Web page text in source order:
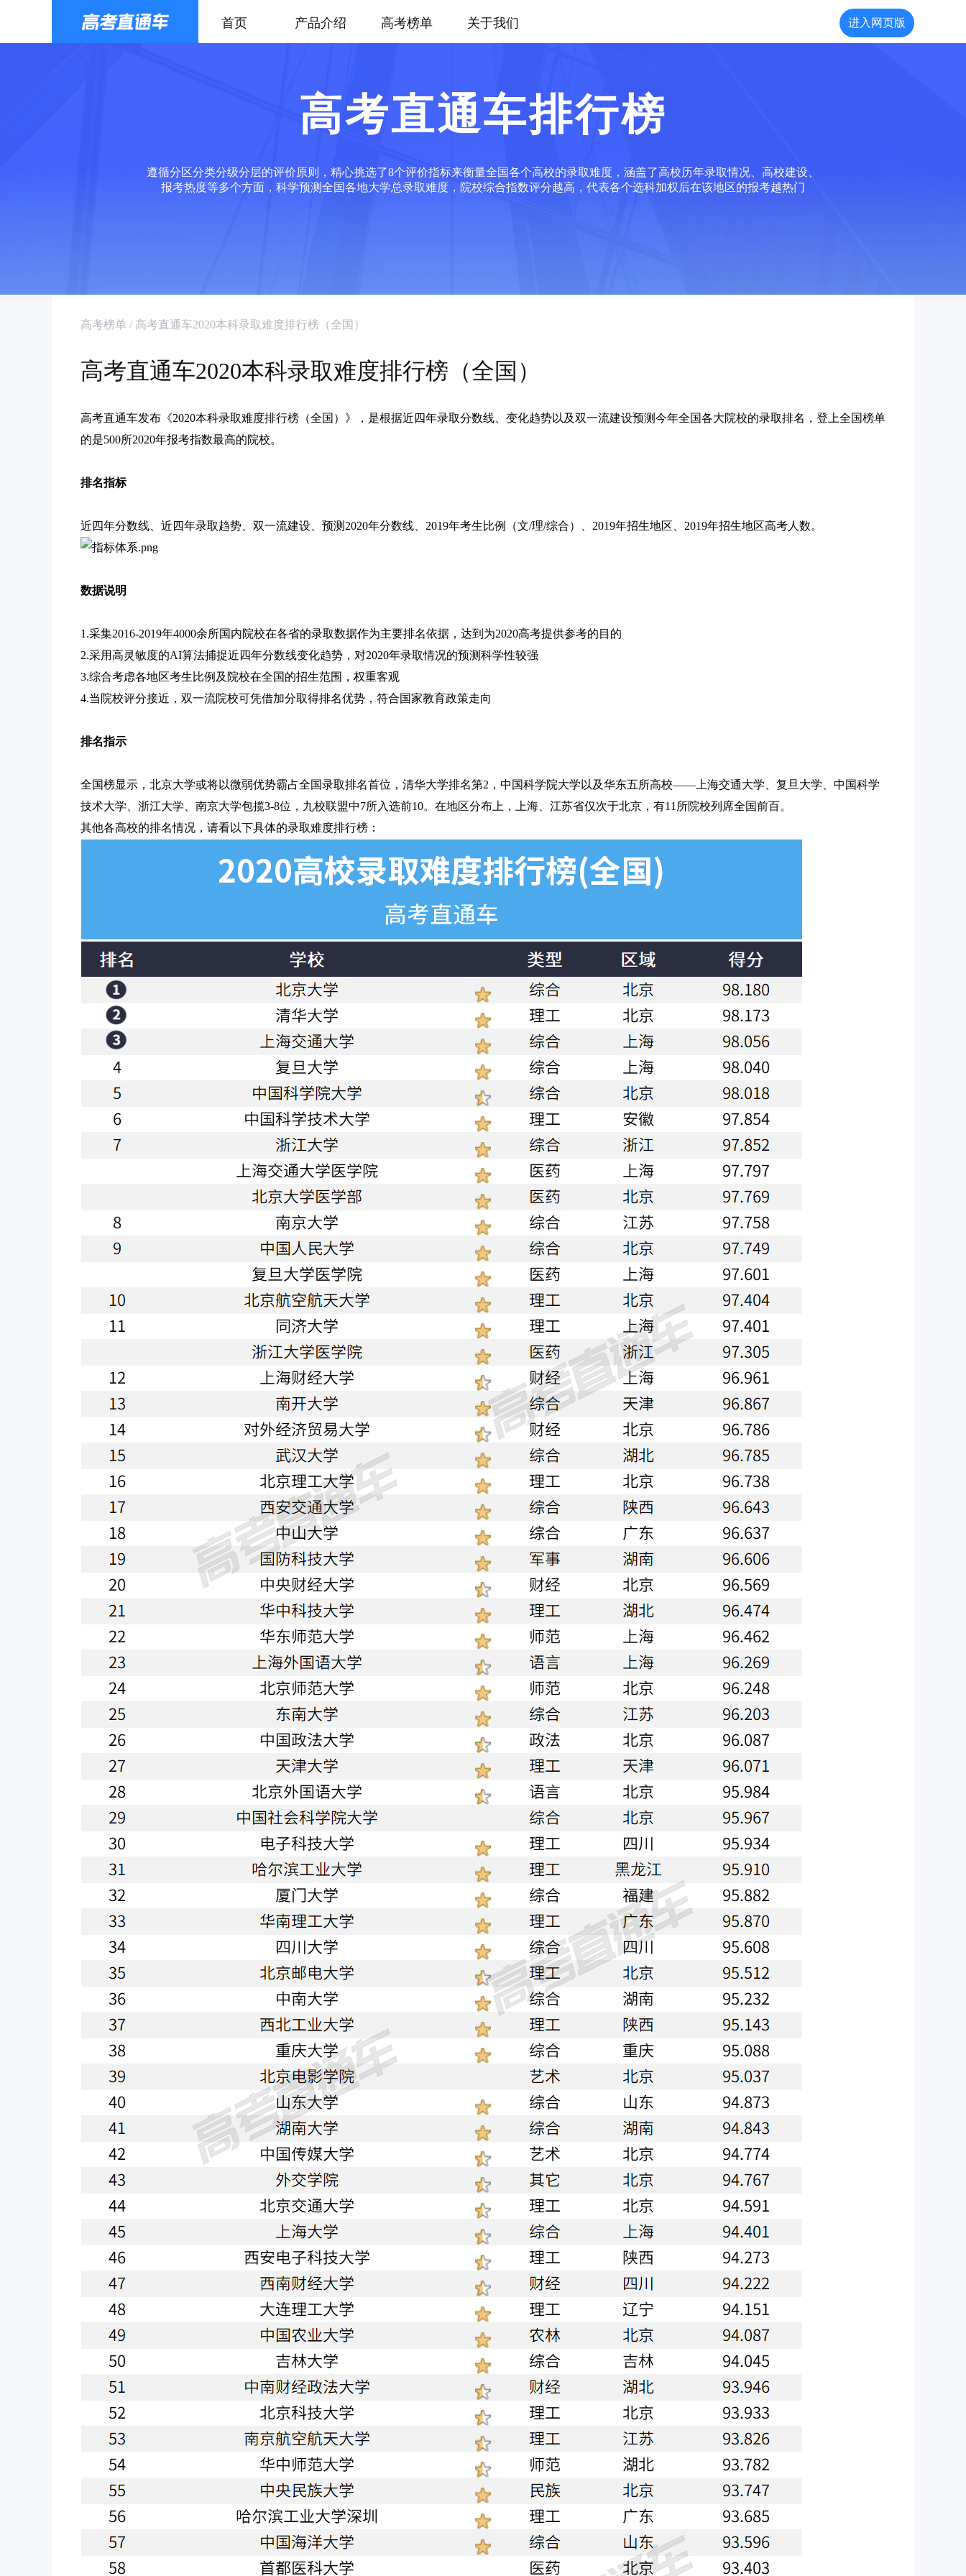
首页 产品介绍 高考榜单 关于我们 进入网页版
高考直通车排行榜
遵循分区分类分级分层的评价原则，精心挑选了8个评价指标来衡量全国各个高校的录取难度，涵盖了高校历年录取情况、高校建设、
报考热度等多个方面，科学预测全国各地大学总录取难度，院校综合指数评分越高，代表各个选科加权后在该地区的报考越热门
高考榜单 / 高考直通车2020本科录取难度排行榜（全国）
高考直通车2020本科录取难度排行榜（全国）
高考直通车发布《2020本科录取难度排行榜（全国）》，是根据近四年录取分数线、变化趋势以及双一流建设预测今年全国各大院校的录取排名，登上全国榜单
的是500所2020年报考指数最高的院校。
排名指标
近四年分数线、近四年录取趋势、双一流建设、预测2020年分数线、2019年考生比例（文/理/综合）、2019年招生地区、2019年招生地区高考人数。
数据说明
1.采集2016-2019年4000余所国内院校在各省的录取数据作为主要排名依据，达到为2020高考提供参考的目的
2.采用高灵敏度的AI算法捕捉近四年分数线变化趋势，对2020年录取情况的预测科学性较强
3.综合考虑各地区考生比例及院校在全国的招生范围，权重客观
4.当院校评分接近，双一流院校可凭借加分取得排名优势，符合国家教育政策走向
排名指示
全国榜显示，北京大学或将以微弱优势霸占全国录取排名首位，清华大学排名第2，中国科学院大学以及华东五所高校——上海交通大学、复旦大学、中国科学
技术大学、浙江大学、南京大学包揽3-8位，九校联盟中7所入选前10。在地区分布上，上海、江苏省仅次于北京，有11所院校列席全国前百。
其他各高校的排名情况，请看以下具体的录取难度排行榜：